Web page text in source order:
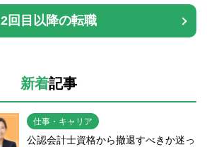
2回目以降の転職
新着記事
仕事・キャリア
公認会計士資格から撤退すべきか迷っ